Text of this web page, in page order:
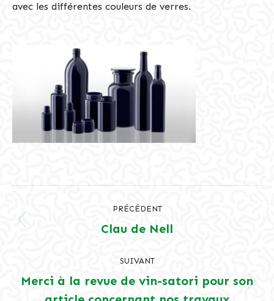
avec les différentes couleurs de verres.
article
PRÉCÉDENT
Article
:
Clau de Nell
SUIVANT
Article
Merci à la revue de vin-satori pour son